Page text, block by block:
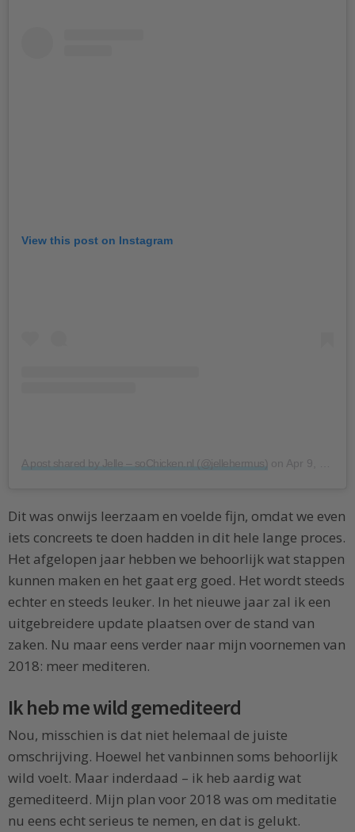
View this post on Instagram
A post shared by Jelle – soChicken.nl (@jellehermus) on Apr 9, 2018 at 6:58am PDT
Dit was onwijs leerzaam en voelde fijn, omdat we even
iets concreets te doen hadden in dit hele lange proces.
Het afgelopen jaar hebben we behoorlijk wat stappen
kunnen maken en het gaat erg goed. Het wordt steeds
echter en steeds leuker. In het nieuwe jaar zal ik een
uitgebreidere update plaatsen over de stand van
zaken. Nu maar eens verder naar mijn voornemen van
2018: meer mediteren.
Ik heb me wild gemediteerd
Nou, misschien is dat niet helemaal de juiste
omschrijving. Hoewel het vanbinnen soms behoorlijk
wild voelt. Maar inderdaad – ik heb aardig wat
gemediteerd. Mijn plan voor 2018 was om meditatie
nu eens echt serieus te nemen, en dat is gelukt.